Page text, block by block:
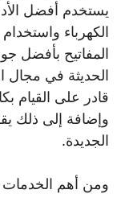
يستخدم أفضل
الكهرباء
المفاتيح بأفضل
الحديثة في مجال
قادر على القيام
وإضافة إلى ذلك
الجديدة.
ومن أهم الخدمات